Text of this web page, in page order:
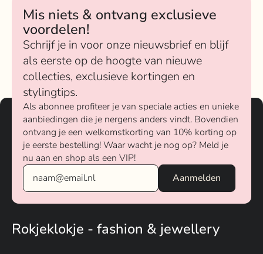
Mis niets & ontvang exclusieve
voordelen!
Schrijf je in voor onze nieuwsbrief en blijf
als eerste op de hoogte van nieuwe
collecties, exclusieve kortingen en
stylingtips.
Als abonnee profiteer je van speciale acties en unieke
aanbiedingen die je nergens anders vindt. Bovendien
ontvang je een welkomstkorting van 10% korting op
je eerste bestelling! Waar wacht je nog op? Meld je
nu aan en shop als een VIP!
Rokjeklokje - fashion & jewellery